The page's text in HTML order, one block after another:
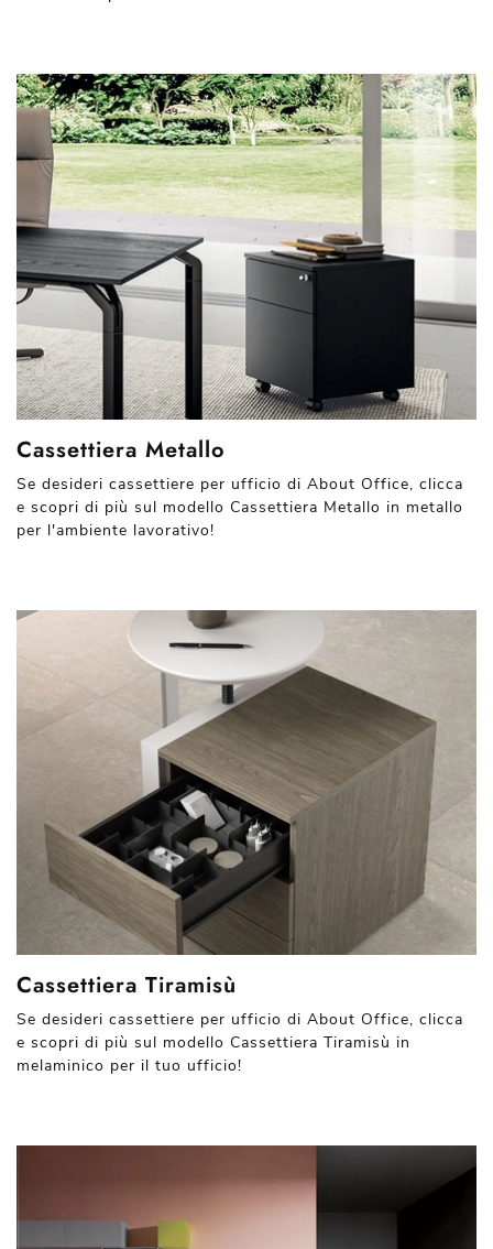
Cassettiera Metallo
Se desideri cassettiere per ufficio di About Office, clicca
e scopri di più sul modello Cassettiera Metallo in metallo
per l'ambiente lavorativo!
Cassettiera Tiramisù
Se desideri cassettiere per ufficio di About Office, clicca
e scopri di più sul modello Cassettiera Tiramisù in
melaminico per il tuo ufficio!